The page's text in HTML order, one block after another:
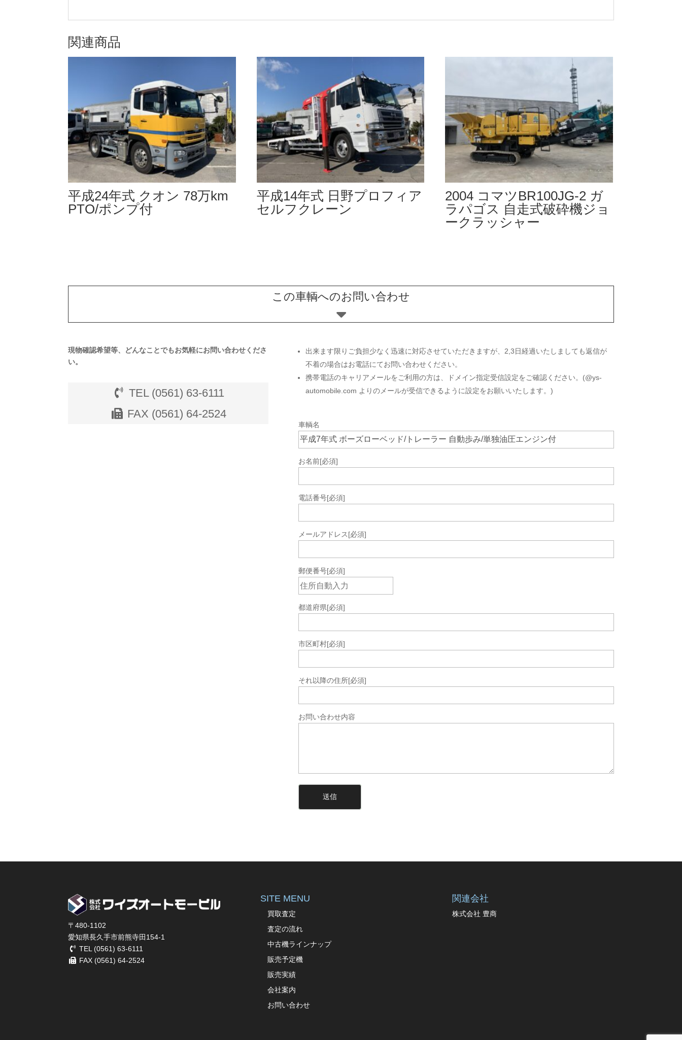
関連商品
平成24年式 クオン 78万km
PTO/ポンプ付
平成14年式 日野プロフィア
セルフクレーン
2004 コマツBR100JG-2 ガ
ラパゴス 自走式破砕機ジョ
ークラッシャー
この車輌へのお問い合わせ
現物確認希望等、どんなことでもお気軽にお問い合わせくださ
い。
TEL (0561) 63-6111
FAX (0561) 64-2524
出来ます限りご負担少なく迅速に対応させていただきますが、2,3日経過いたしましても返信が
不着の場合はお電話にてお問い合わせください。
携帯電話のキャリアメールをご利用の方は、ドメイン指定受信設定をご確認ください。(@ys-
automobile.com よりのメールが受信できるように設定をお願いいたします。)
車輌名
お名前[必須]
電話番号[必須]
メールアドレス[必須]
郵便番号[必須]
都道府県[必須]
市区町村[必須]
それ以降の住所[必須]
お問い合わせ内容
〒480-1102
愛知県長久手市前熊寺田154-1
TEL (0561) 63-6111
FAX (0561) 64-2524
SITE MENU
買取査定
査定の流れ
中古機ラインナップ
販売予定機
販売実績
会社案内
お問い合わせ
関連会社
株式会社 豊商